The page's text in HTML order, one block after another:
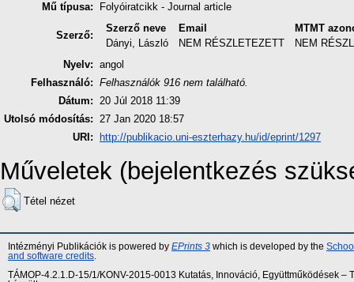
Mű típusa: Folyóiratcikk - Journal article
Szerző:
Szerző neve Email
MTMT
Dányi, László
NEM RÉSZLETEZETT
NEM
Nyelv: angol
Felhasználó: Felhasználók 916 nem található.
Dátum: 20 Júl 2018 11:39
Utolsó módosítás: 27 Jan 2020 18:57
URI:
http://publikacio.uni-eszterhazy.hu/id/eprint/1297
Műveletek (bejelentkezés
Tétel nézet
Intézményi Publikációk is powered by EPrints 3 which is developed by the
and software credits
TÁMOP-4.2.1.D-15/1/KONV-2015-0013 Kutatás, Innováció, Együttműködések